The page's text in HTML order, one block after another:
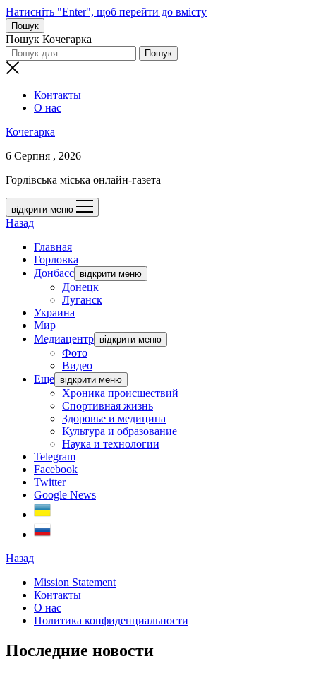
Натисніть "Enter", щоб перейти до вмісту
Пошук
Пошук Кочегарка
Контакты
О нас
Кочегарка
6 Серпня , 2026
Горлівська міська онлайн-газета
відкрити меню
Назад
Главная
Горловка
Донбасс відкрити меню
Донецк
Луганск
Украина
Мир
Медиацентр відкрити меню
Фото
Видео
Еще відкрити меню
Хроника происшествий
Спортивная жизнь
Здоровье и медицина
Культура и образование
Наука и технологии
Telegram
Facebook
Twitter
Google News
Назад
Mission Statement
Контакты
О нас
Политика конфиденциальности
Последние новости